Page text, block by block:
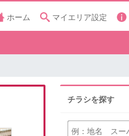
ホーム マイエリア設定
チラシを探す